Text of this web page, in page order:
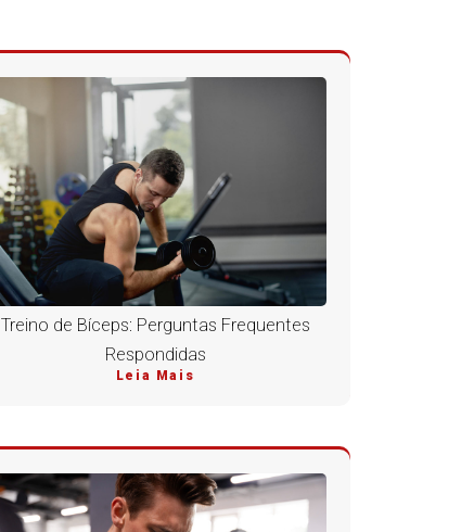
Treino de Bíceps: Perguntas Frequentes
Respondidas
Leia Mais